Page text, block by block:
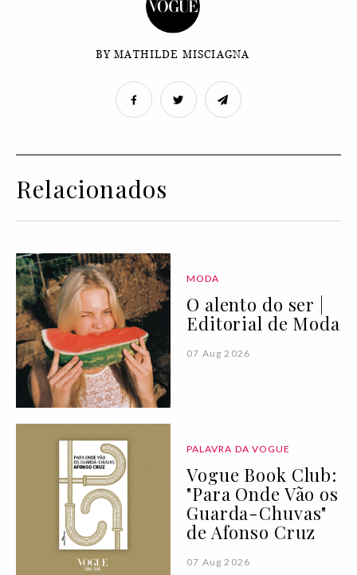
BY MATHILDE MISCIAGNA
Relacionados
MODA
O alento do ser |
Editorial de Moda
07 Aug 2026
PALAVRA DA VOGUE
Vogue Book Club:
"Para Onde Vão os
Guarda-Chuvas"
de Afonso Cruz
07 Aug 2026